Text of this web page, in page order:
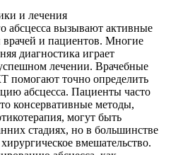
и лечения
абсцесса вызывают активные
врачей и пациентов. Многие
диагностика играет
лечении. Врачебные
помогают точно определить
абсцесса. Пациенты часто
консервативные методы,
могут быть
стадиях, но в большинстве
хирургическое вмешательство.